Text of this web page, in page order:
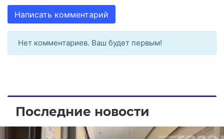
Написать комментарий
Нет комментариев. Ваш будет первым!
Последние новости